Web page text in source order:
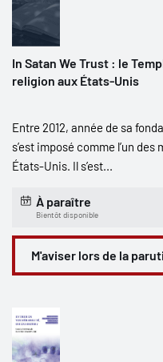
In Satan We Trust : le
religion aux États-Unis
Entre 2012, année de sa
s’est imposé comme l’un
États-Unis. Il s’est...
À paraître
Bientôt disponible
M'aviser lors de la